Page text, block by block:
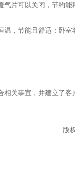
片可以关闭，节约能
，节能且舒适；卧
关事宜，并建立了客
版